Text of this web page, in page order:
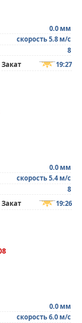
0.0 мм
скорость 5.8 м/с
8
Закат 19:27
0.0 мм
скорость 5.4 м/с
8
Закат 19:26
0.0 мм
скорость 6.0 м/с